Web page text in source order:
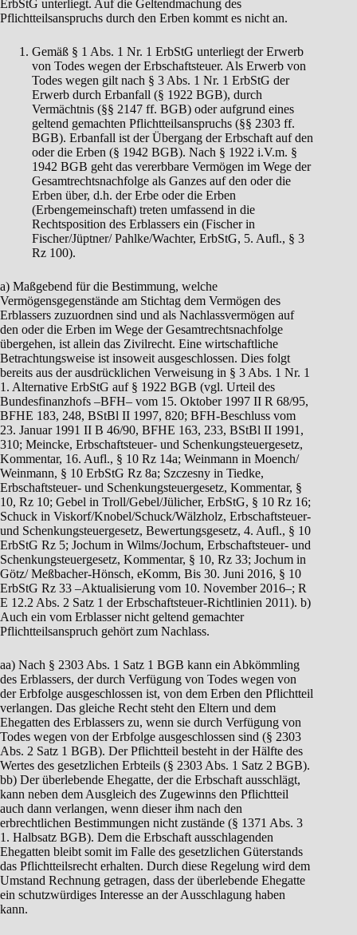
ErbStG unterliegt. Auf die Geltendmachung des
Pflichtteilsanspruchs durch den Erben kommt es nicht an.
Gemäß § 1 Abs. 1 Nr. 1 ErbStG unterliegt der Erwerb
von Todes wegen der Erbschaftsteuer. Als Erwerb von
Todes wegen gilt nach § 3 Abs. 1 Nr. 1 ErbStG der
Erwerb durch Erbanfall (§ 1922 BGB), durch
Vermächtnis (§§ 2147 ff. BGB) oder aufgrund eines
geltend gemachten Pflichtteilsanspruchs (§§ 2303 ff.
BGB). Erbanfall ist der Übergang der Erbschaft auf den
oder die Erben (§ 1942 BGB). Nach § 1922 i.V.m. §
1942 BGB geht das vererbbare Vermögen im Wege der
Gesamtrechtsnachfolge als Ganzes auf den oder die
Erben über, d.h. der Erbe oder die Erben
(Erbengemeinschaft) treten umfassend in die
Rechtsposition des Erblassers ein (Fischer in
Fischer/Jüptner/ Pahlke/Wachter, ErbStG, 5. Aufl., § 3
Rz 100).
a) Maßgebend für die Bestimmung, welche
Vermögensgegenstände am Stichtag dem Vermögen des
Erblassers zuzuordnen sind und als Nachlassvermögen auf
den oder die Erben im Wege der Gesamtrechtsnachfolge
übergehen, ist allein das Zivilrecht. Eine wirtschaftliche
Betrachtungsweise ist insoweit ausgeschlossen. Dies folgt
bereits aus der ausdrücklichen Verweisung in § 3 Abs. 1 Nr. 1
1. Alternative ErbStG auf § 1922 BGB (vgl. Urteil des
Bundesfinanzhofs –BFH– vom 15. Oktober 1997 II R 68/95,
BFHE 183, 248, BStBl II 1997, 820; BFH-Beschluss vom
23. Januar 1991 II B 46/90, BFHE 163, 233, BStBl II 1991,
310; Meincke, Erbschaftsteuer- und Schenkungsteuergesetz,
Kommentar, 16. Aufl., § 10 Rz 14a; Weinmann in Moench/
Weinmann, § 10 ErbStG Rz 8a; Szczesny in Tiedke,
Erbschaftsteuer- und Schenkungsteuergesetz, Kommentar, §
10, Rz 10; Gebel in Troll/Gebel/Jülicher, ErbStG, § 10 Rz 16;
Schuck in Viskorf/Knobel/Schuck/Wälzholz, Erbschaftsteuer-
und Schenkungsteuergesetz, Bewertungsgesetz, 4. Aufl., § 10
ErbStG Rz 5; Jochum in Wilms/Jochum, Erbschaftsteuer- und
Schenkungsteuergesetz, Kommentar, § 10, Rz 33; Jochum in
Götz/ Meßbacher-Hönsch, eKomm, Bis 30. Juni 2016, § 10
ErbStG Rz 33 –Aktualisierung vom 10. November 2016–; R
E 12.2 Abs. 2 Satz 1 der Erbschaftsteuer-Richtlinien 2011). b)
Auch ein vom Erblasser nicht geltend gemachter
Pflichtteilsanspruch gehört zum Nachlass.
aa) Nach § 2303 Abs. 1 Satz 1 BGB kann ein Abkömmling
des Erblassers, der durch Verfügung von Todes wegen von
der Erbfolge ausgeschlossen ist, von dem Erben den Pflichtteil
verlangen. Das gleiche Recht steht den Eltern und dem
Ehegatten des Erblassers zu, wenn sie durch Verfügung von
Todes wegen von der Erbfolge ausgeschlossen sind (§ 2303
Abs. 2 Satz 1 BGB). Der Pflichtteil besteht in der Hälfte des
Wertes des gesetzlichen Erbteils (§ 2303 Abs. 1 Satz 2 BGB).
bb) Der überlebende Ehegatte, der die Erbschaft ausschlägt,
kann neben dem Ausgleich des Zugewinns den Pflichtteil
auch dann verlangen, wenn dieser ihm nach den
erbrechtlichen Bestimmungen nicht zustände (§ 1371 Abs. 3
1. Halbsatz BGB). Dem die Erbschaft ausschlagenden
Ehegatten bleibt somit im Falle des gesetzlichen Güterstands
das Pflichtteilsrecht erhalten. Durch diese Regelung wird dem
Umstand Rechnung getragen, dass der überlebende Ehegatte
ein schutzwürdiges Interesse an der Ausschlagung haben
kann.